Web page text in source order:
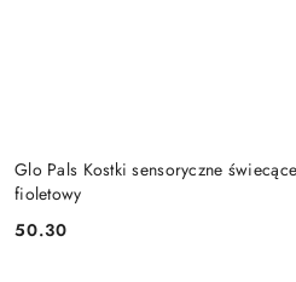
Glo Pals Kostki sensoryczne
fioletowy
Cena:
50.30